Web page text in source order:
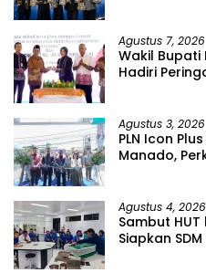
Agustus 7, 2026
Wakil Bupati
Hadiri
Agustus 3, 2026
PLN Icon
Manado,
Agustus 4, 2026
Sambut HUT
Siapkan